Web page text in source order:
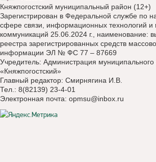
Княжпогостский муниципальный район (12+)
Зарегистрирован в Федеральной службе по
сфере связи, информационных технологий и
коммуникаций 25.06.2024 г., наименование:
реестра зарегистрированных средств
информации ЭЛ № ФС 77 – 87669
Учредитель: Администрация муниципального
«Княжпогостский»
Главный редактор: Смирнягина И.В.
Тел.: 8(82139) 23-4-01
Электронная почта: opmsu@inbox.ru